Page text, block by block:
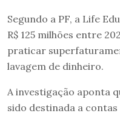
Segundo a PF, a Life
R$ 125 milhões entre
praticar
lavagem de dinheiro.
A investigação aponta
sido destinada a